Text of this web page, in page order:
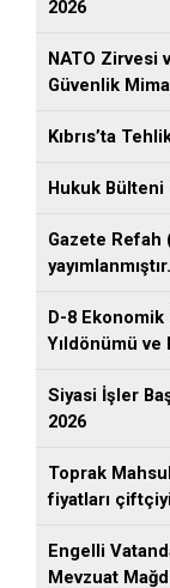
2026
NATO Zirvesi
Güvenlik
Kıbrıs’ta
Hukuk Bülteni
Gazete Refah
yayımlanmıştır.
D-8 Ekonomik
Yıldönümü
Siyasi İşler
2026
Toprak
fiyatları
Engelli
Mevzuat